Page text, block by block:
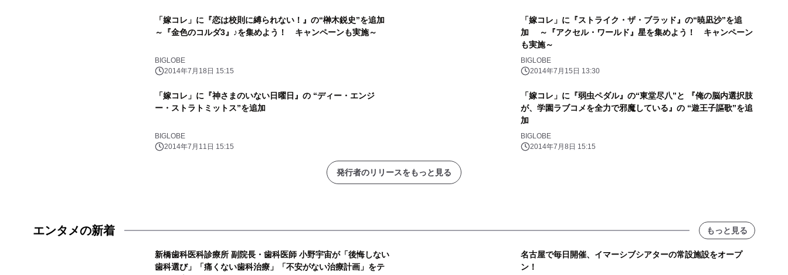
「嫁コレ」に『恋は校則に縛られない！』の“榊木鋭史”を追加
～『金色のコルダ3』♪を集めよう！ キャンペーンも実施～
BIGLOBE
2014年7月18日 15:15
「嫁コレ」に『ストライク・ザ・ブラッド』の“暁凪沙”を追
加 ～『アクセル・ワールド』星を集めよう！ キャンペーン
も実施～
BIGLOBE
2014年7月15日 13:30
「嫁コレ」に『神さまのいない日曜日』の “ディー・エンジ
ー・ストラトミットス”を追加
BIGLOBE
2014年7月11日 15:15
「嫁コレ」に『弱虫ペダル』の“東堂尽八”と 『俺の脳内選択肢
が、学園ラブコメを全力で邪魔している』の “遊王子謳歌”を追
加
BIGLOBE
2014年7月8日 15:15
発行者のリリースをもっと見る
エンタメの新着 もっと見る
新橋歯科医科診療所 副院長・歯科医師 小野宇宙が「後悔しない
歯科選び」「痛くない歯科治療」「不安がない治療計画」をテ
名古屋で毎日開催、イマーシブシアターの常設施設をオープ
ン！